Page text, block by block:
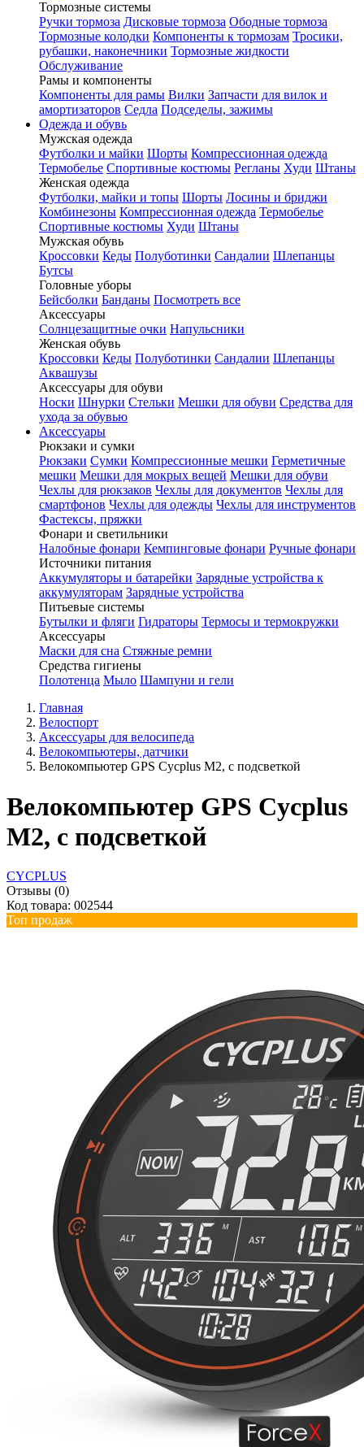
Тормозные системы
Ручки тормоза Дисковые тормоза Ободные тормоза
Тормозные колодки Компоненты к тормозам Тросики,
рубашки, наконечники Тормозные жидкости
Обслуживание
Рамы и компоненты
Компоненты для рамы Вилки Запчасти для вилок и
амортизаторов Седла Подседелы, зажимы
Одежда и обувь
Мужская одежда
Футболки и майки Шорты Компрессионная одежда
Термобелье Спортивные костюмы Регланы Худи Штаны
Женская одежда
Футболки, майки и топы Шорты Лосины и бриджи
Комбинезоны Компрессионная одежда Термобелье
Спортивные костюмы Худи Штаны
Мужская обувь
Кроссовки Кеды Полуботинки Сандалии Шлепанцы
Бутсы
Головные уборы
Бейсболки Банданы Посмотреть все
Аксессуары
Солнцезащитные очки Напульсники
Женская обувь
Кроссовки Кеды Полуботинки Сандалии Шлепанцы
Аквашузы
Аксессуары для обуви
Носки Шнурки Стельки Мешки для обуви Средства для
ухода за обувью
Аксессуары
Рюкзаки и сумки
Рюкзаки Сумки Компрессионные мешки Герметичные
мешки Мешки для мокрых вещей Мешки для обуви
Чехлы для рюкзаков Чехлы для документов Чехлы для
смартфонов Чехлы для одежды Чехлы для инструментов
Фастексы, пряжки
Фонари и светильники
Налобные фонари Кемпинговые фонари Ручные фонари
Источники питания
Аккумуляторы и батарейки Зарядные устройства к
аккумуляторам Зарядные устройства
Питьевые системы
Бутылки и фляги Гидраторы Термосы и термокружки
Аксессуары
Маски для сна Стяжные ремни
Средства гигиены
Полотенца Мыло Шампуни и гели
Главная
Велоспорт
Аксессуары для велосипеда
Велокомпьютеры, датчики
Велокомпьютер GPS Cycplus M2, с подсветкой
Велокомпьютер GPS Cycplus
M2, с подсветкой
CYCPLUS
Отзывы (0)
Код товара: 002544
Топ продаж